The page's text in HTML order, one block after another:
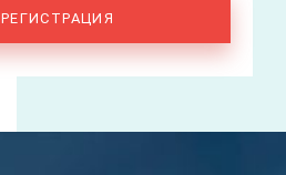
РЕГИСТРАЦИЯ